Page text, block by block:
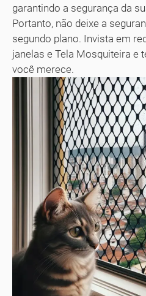
garantindo a segurança da
Portanto, não deixe a
segundo plano. Invista em
janelas e Tela Mosquiteira e
você merece.